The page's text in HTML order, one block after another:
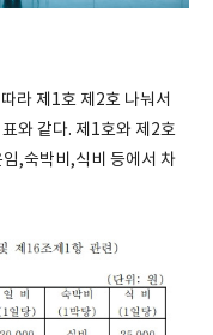
라 제1호 제2호 나눠서
와 같다. 제1호와 제2호
,숙박비,식비 등에서 차